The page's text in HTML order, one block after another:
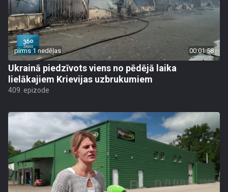
pirms 1 nedēļas 00:01:58
Ukrainā piedzīvots viens no pēdējā laika
lielākajiem Krievijas uzbrukumiem
409. epizode